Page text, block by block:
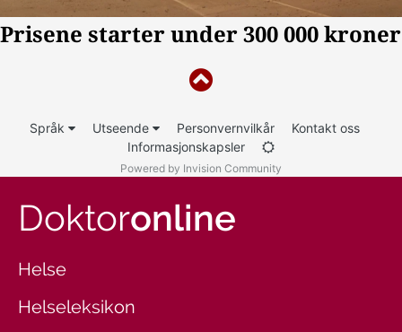
Språk Utseende Personvernvilkår
Kontakt oss
Informasjonskapsler
Powered by Invision Community
Doktoronline
Helse
Helseleksikon